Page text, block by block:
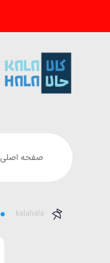
صفحه اصلی
kalahala